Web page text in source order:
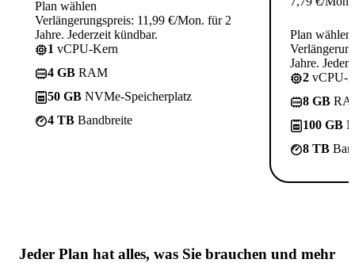
Plan wählen
Verlängerungspreis: 11,99 €/Mon. für 2
Jahre. Jederzeit kündbar.
1 vCPU-Kern
4 GB RAM
50 GB NVMe-Speicherplatz
4 TB Bandbreite
Plan wählen
Jahre.
2 vCPU-
8 GB
100 GB
8 TB
Jeder Plan hat alles, was Sie brauchen und mehr